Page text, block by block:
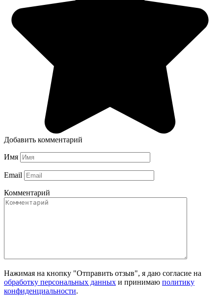
Добавить комментарий
Имя
Email
Комментарий
Нажимая на кнопку "Отправить отзыв", я даю согласие на
обработку персональных данных и принимаю политику
конфиденциальности.